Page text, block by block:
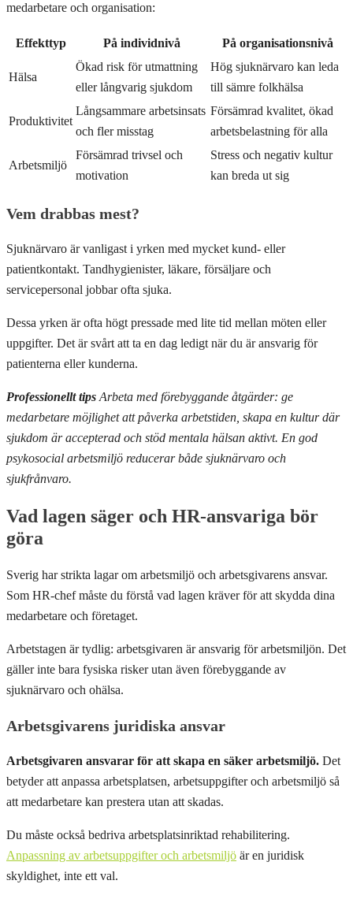
medarbetare och organisation:
Effekttyp På individnivå På organisationsnivå
Hälsa
Ökad risk för utmattning
eller långvarig sjukdom
Hög sjuknärvaro kan leda
till sämre folkhälsa
Produktivitet
Långsammare arbetsinsats
och fler misstag
Försämrad kvalitet, ökad
arbetsbelastning för alla
Arbetsmiljö
Försämrad trivsel och
motivation
Stress och negativ kultur
kan breda ut sig
Vem drabbas mest?
Sjuknärvaro är vanligast i yrken med mycket kund- eller
patientkontakt. Tandhygienister, läkare, försäljare och
servicepersonal jobbar ofta sjuka.
Dessa yrken är ofta högt pressade med lite tid mellan möten eller
uppgifter. Det är svårt att ta en dag ledigt när du är ansvarig för
patienterna eller kunderna.
Professionellt tips Arbeta med förebyggande åtgärder: ge
medarbetare möjlighet att påverka arbetstiden, skapa en kultur där
sjukdom är accepterad och stöd mentala hälsan aktivt. En god
psykosocial arbetsmiljö reducerar både sjuknärvaro och
sjukfrånvaro.
Vad lagen säger och HR-ansvariga bör
göra
Sverig har strikta lagar om arbetsmiljö och arbetsgivarens ansvar.
Som HR-chef måste du förstå vad lagen kräver för att skydda dina
medarbetare och företaget.
Arbetstagen är tydlig: arbetsgivaren är ansvarig för arbetsmiljön. Det
gäller inte bara fysiska risker utan även förebyggande av
sjuknärvaro och ohälsa.
Arbetsgivarens juridiska ansvar
Arbetsgivaren ansvarar för att skapa en säker arbetsmiljö. Det
betyder att anpassa arbetsplatsen, arbetsuppgifter och arbetsmiljö så
att medarbetare kan prestera utan att skadas.
Du måste också bedriva arbetsplatsinriktad rehabilitering.
Anpassning av arbetsuppgifter och arbetsmiljö är en juridisk
skyldighet, inte ett val.